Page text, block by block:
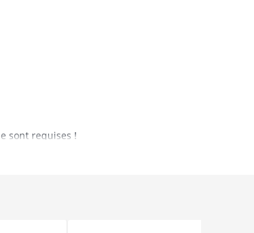
sont requises !
notamment Autodance, des leçons